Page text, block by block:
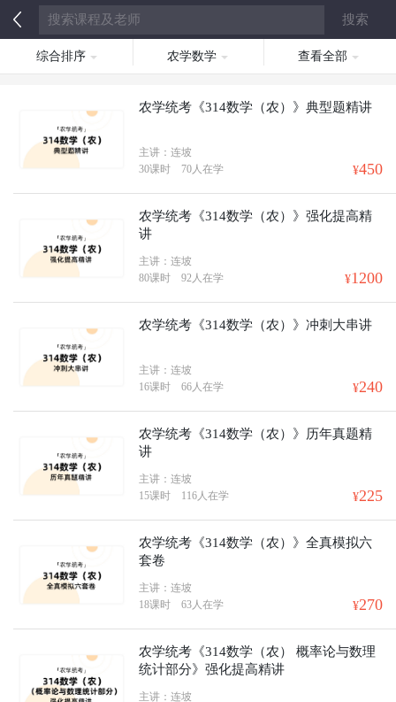
综合排序 农学数学 查看全部
农学统考《314数学（农）》典型题精讲
主讲：连坡
¥450
30课时 70人在学
农学统考《314数学（农）》强化提高精
讲
主讲：连坡
¥1200
80课时 92人在学
农学统考《314数学（农）》冲刺大串讲
主讲：连坡
¥240
16课时 66人在学
农学统考《314数学（农）》历年真题精
讲
主讲：连坡
¥225
15课时 116人在学
农学统考《314数学（农）》全真模拟六
套卷
主讲：连坡
¥270
18课时 63人在学
农学统考《314数学（农） 概率论与数理
统计部分》强化提高精讲
主讲：连坡